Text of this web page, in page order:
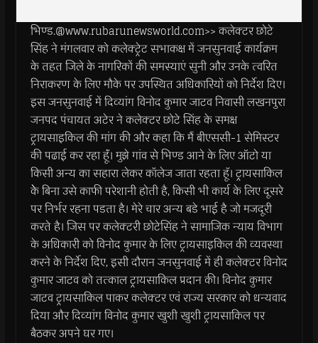
भिण्ड.@www.rubarunewsworld.com>> कलेक्टर छोटे
सिंह ने मंगलवार को कलेक्ट्रेट सभाकक्ष में जनसुनवाई कार्यक्रम
के तहत जिले के नागरिकों की समस्याएं सुनी और उनके त्वरित
निराकरण के लिए मौके पर उपस्थित अधिकारियों को निर्देश दिए।
इस जनसुनवाई में दिव्यांग विनोद कुमार जाटव निवासी लखनपुरा
जनपद पंचायत अटेर ने कलेक्टर छोटे सिंह के समक्ष
ट्रायसाइकिल की मांग की और कहा कि मैं बीएससी-1 सेमिस्टर
की पढाई कर रहा हूॅं। मुझे गांव से भिण्ड आने के लिए ऑटो या
किसी अन्य का सहारा लेकर कॉलेज जाता रहता हूॅ। ट्रायसाकिल
केे बिना उसे काफी परेशानी होती है, किसी भी कार्य के लिए दूसरे
पर निर्भर रहना पडता है। मेरे चार अन्य बडे भाई है जो मजदूरी
करते है। जिस पर कलेक्टरी छोटेसिंह ने सामाजिक न्याय विभाग
के अधिकारी को विनोद कुमार के लिए ट्रायसाइकिल की व्यवस्था
करने के निर्देश दिए, इसी दौरान जनसुनवाई में ही कलेक्टर विनोद
कुमार जाटव को तत्काल ट्रायसाकिल प्रदान की। विनोद कुमार
जाटव ट्रायसाकिल पाकर कलेक्टर एवं राज्य सरकार को धन्यवाद
दिया और दिव्यांग विनोद कुमार खुशी खुशी ट्रायसाकिल पर
बैठकर अपने घर गए।